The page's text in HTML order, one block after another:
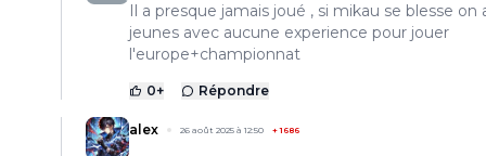
Il a presque jamais joué , si mikau se blesse on
jeunes avec aucune experience pour jouer
l'europe+championnat
0+ Répondre
alex 26 août 2025 à 12:50 +1686